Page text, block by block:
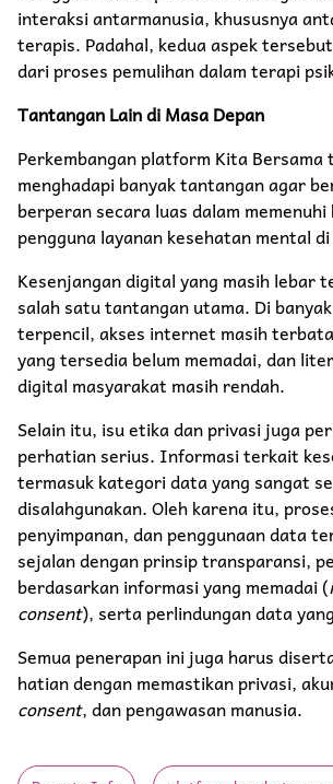
interaksi antarmanusia, khususnya
terapis. Padahal, kedua aspek
dari proses pemulihan dalam terapi
Tantangan Lain di Masa Depan
Perkembangan platform Kita Bersama
menghadapi banyak tantangan agar
berperan secara luas dalam
pengguna layanan kesehatan mental
Kesenjangan digital yang masih lebar
salah satu tantangan utama. Di
terpencil, akses internet masih
yang tersedia belum memadai, dan
digital masyarakat masih rendah.
Selain itu, isu etika dan privasi juga
perhatian serius. Informasi terkait
termasuk kategori data yang sangat
disalahgunakan. Oleh karena itu,
penyimpanan, dan penggunaan data
sejalan dengan prinsip transparansi,
berdasarkan informasi yang memadai (
consent), serta perlindungan data
Semua penerapan ini juga harus
hatian dengan memastikan privasi,
consent, dan pengawasan manusia.